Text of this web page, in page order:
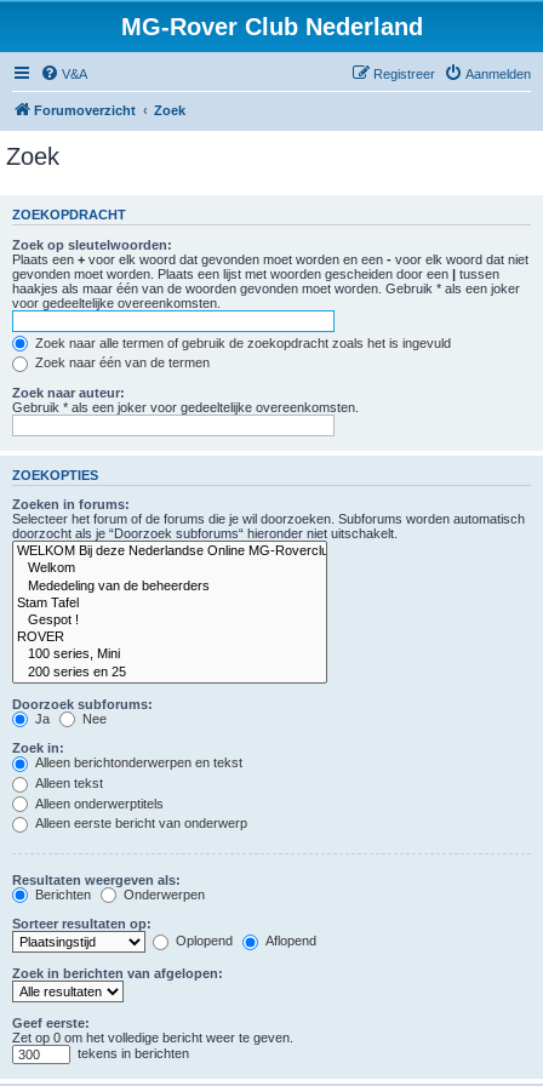
MG-Rover Club Nederland
V&A Aanmelden
Registreer
Forumoverzicht Zoek
Zoek
ZOEKOPDRACHT
Zoek op sleutelwoorden:
Plaats een + voor elk woord dat gevonden moet worden en een - voor elk woord dat niet
gevonden moet worden. Plaats een lijst met woorden gescheiden door een | tussen
haakjes als maar één van de woorden gevonden moet worden. Gebruik * als een joker
voor gedeeltelijke overeenkomsten.
Zoek naar alle termen of gebruik de zoekopdracht zoals het is ingevuld
Zoek naar één van de termen
Zoek naar auteur:
Gebruik * als een joker voor gedeeltelijke overeenkomsten.
ZOEKOPTIES
Zoeken in forums:
Selecteer het forum of de forums die je wil doorzoeken. Subforums worden automatisch
doorzocht als je “Doorzoek subforums“ hieronder niet uitschakelt.
Doorzoek subforums:
Ja
Nee
Zoek in:
Alleen berichtonderwerpen en tekst
Alleen tekst
Alleen onderwerptitels
Alleen eerste bericht van onderwerp
Resultaten weergeven als:
Berichten
Onderwerpen
Sorteer resultaten op:
Oplopend
Aflopend
Zoek in berichten van afgelopen:
Geef eerste:
Zet op 0 om het volledige bericht weer te geven.
tekens in berichten